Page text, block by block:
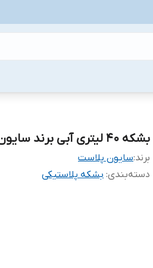
بشکه ۴۰ لیتری آبی برند سایون پلاست درجه ۲
برند:سایون پلاست
دسته‌بندی: بشکه پلاستیکی